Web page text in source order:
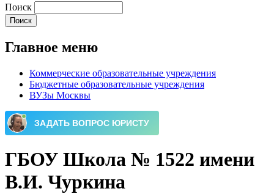
Поиск
Главное меню
Коммерческие образовательные учреждения
Бюджетные образовательные учреждения
ВУЗы Москвы
ГБОУ Школа № 1522 имени
В.И. Чуркина